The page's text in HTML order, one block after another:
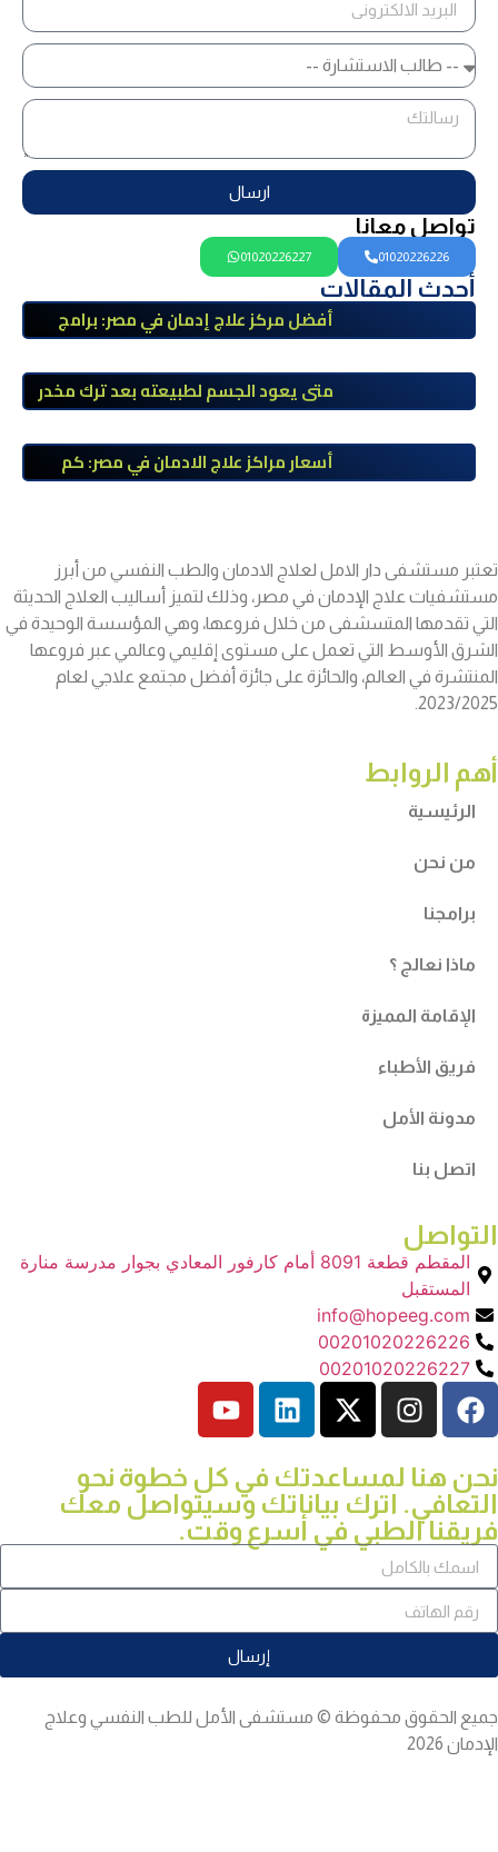
ارسال
تواصل معانا
01020226226
01020226227
أحدث المقالات
أفضل مركز علاج إدمان في مصر: برامج
طبي
متى يعود الجسم لطبيعته بعد ترك مخدر
أسعار مراكز علاج الادمان في مصر: كم
تعتبر مستشفى دار الامل لعلاج الادمان والطب النفسي من أبرز
مستشفيات علاج الإدمان في مصر، وذلك لتميز أساليب العلاج الحديثة
التي تقدمها المتسشفى من خلال فروعها، وهي المؤسسة الوحيدة في
الشرق الأوسط التي تعمل على مستوى إقليمي وعالمي عبر فروعها
المنتشرة في العالم، والحائزة على جائزة أفضل مجتمع علاجي لعام
2023/2025.
أهم الروابط
الرئيسية
من نحن
برامجنا
ماذا نعالج ؟
الإقامة المميزة
فريق الأطباء
مدونة الأمل
اتصل بنا
التواصل
المقطم قطعة 8091 أمام كارفور المعادي بجوار مدرسة منارة
المستقبل
info@hopeeg.com
00201020226226
00201020226227
نحن هنا لمساعدتك في كل خطوة نحو
التعافي. اترك بياناتك وسيتواصل معك
فريقنا الطبي في أسرع وقت.
إرسال
جميع الحقوق محفوظة © مستشفى الأمل للطب النفسي وعلاج
الإدمان 2026